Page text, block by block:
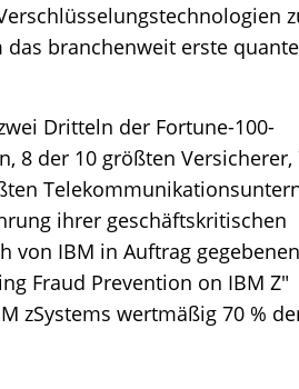
branchenweit erste
Dritteln der Fortune-100-
8 der 10 größten Versicherer,
ihrer geschäftskritischen
von IBM in Auftrag
Fraud Prevention on IBM Z"
zSystems wertmäßig 70 %